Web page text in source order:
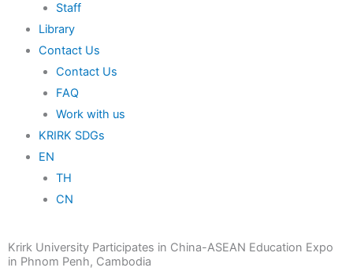
Staff
Library
Contact Us
Contact Us
FAQ
Work with us
KRIRK SDGs
EN
TH
CN
Krirk University Participates in China-ASEAN Education Expo
in Phnom Penh, Cambodia